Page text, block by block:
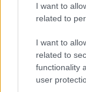
I want to
related to
I want to
related to
functionality
user
A kiállítás
valósul meg.
Helyszín: